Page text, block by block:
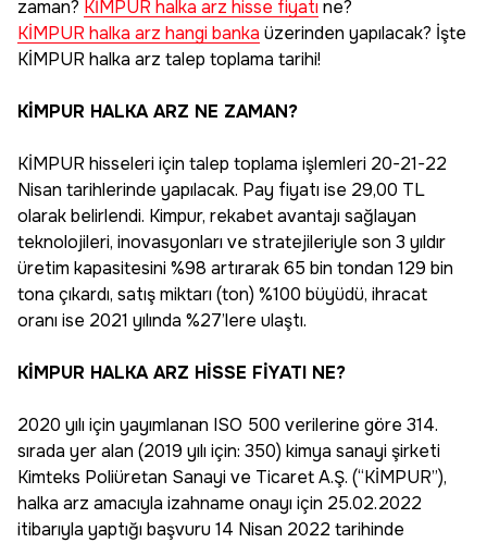
zaman? KİMPUR halka arz hisse fiyatıne?
KİMPUR halka arz hangi banka üzerinden yapılacak? İşte
KİMPUR halka arz talep toplama tarihi!
KİMPUR HALKA ARZ NE ZAMAN?
KİMPUR hisseleri için talep toplama işlemleri 20-21-22
Nisan tarihlerinde yapılacak. Pay fiyatı ise 29,00 TL
olarak belirlendi. Kimpur, rekabet avantajı sağlayan
teknolojileri, inovasyonları ve stratejileriyle son 3 yıldır
üretim kapasitesini %98 artırarak 65 bin tondan 129 bin
tona çıkardı, satış miktarı (ton) %100 büyüdü, ihracat
oranı ise 2021 yılında %27’lere ulaştı.
KİMPUR HALKA ARZ HİSSE FİYATI NE?
2020 yılı için yayımlanan ISO 500 verilerine göre 314.
sırada yer alan (2019 yılı için: 350) kimya sanayi şirketi
Kimteks Poliüretan Sanayi ve Ticaret A.Ş. (“KİMPUR”),
halka arz amacıyla izahname onayı için 25.02.2022
itibarıyla yaptığı başvuru 14 Nisan 2022 tarihinde